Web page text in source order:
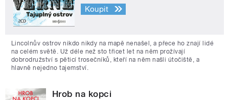
Koupit
Lincolnův ostrov nikdo nikdy na mapě nenašel, a přece ho znají lidé
na celém světě. Už déle než sto třicet let na něm prožívají
dobrodružství s pěticí trosečníků, kteří na něm našli útočiště, a
hlavně nejedno tajemství.
Hrob na kopci